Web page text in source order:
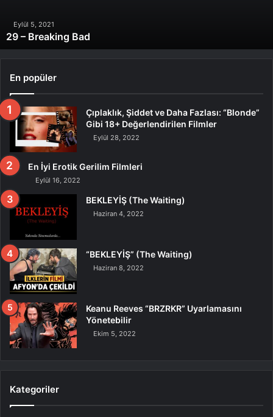
Eylül 5, 2021
29 – Breaking Bad
En popüler
Çıplaklık, Şiddet ve Daha Fazlası: “Blonde”
Gibi 18+ Değerlendirilen Filmler
Eylül 28, 2022
En İyi Erotik Gerilim Filmleri
Eylül 16, 2022
BEKLEYİŞ (The Waiting)
Haziran 4, 2022
“BEKLEYİŞ” (The Waiting)
Haziran 8, 2022
Keanu Reeves “BRZRKR” Uyarlamasını
Yönetebilir
Ekim 5, 2022
Kategoriler